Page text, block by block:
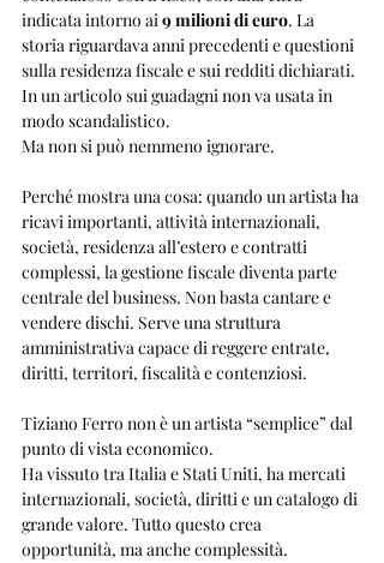
indicata intorno ai 9 milioni di euro. La
storia riguardava anni precedenti e questioni
sulla residenza fiscale e sui redditi dichiarati.
In un articolo sui guadagni non va usata in
modo scandalistico.
Ma non si può nemmeno ignorare.
Perché mostra una cosa: quando un artista ha
ricavi importanti, attività internazionali,
società, residenza all’estero e contratti
complessi, la gestione fiscale diventa parte
centrale del business. Non basta cantare e
vendere dischi. Serve una struttura
amministrativa capace di reggere entrate,
diritti, territori, fiscalità e contenziosi.
Tiziano Ferro non è un artista “semplice” dal
punto di vista economico.
Ha vissuto tra Italia e Stati Uniti, ha mercati
internazionali, società, diritti e un catalogo di
grande valore. Tutto questo crea
opportunità, ma anche complessità.